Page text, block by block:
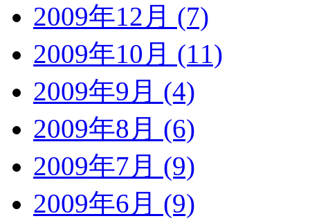
2009年12月 (7)
2009年10月 (11)
2009年9月 (4)
2009年8月 (6)
2009年7月 (9)
2009年6月 (9)